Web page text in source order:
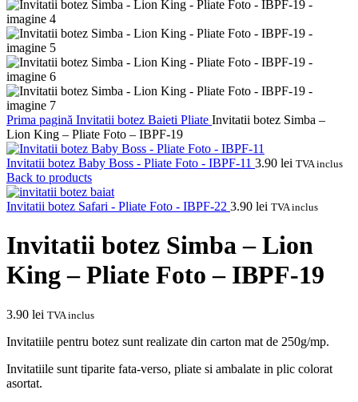
Prima pagină Invitatii botez Baieti Pliate Invitatii botez Simba –
Lion King – Pliate Foto – IBPF-19
Invitatii botez Baby Boss - Pliate Foto - IBPF-11 3.90 lei TVA inclus
Back to products
Invitatii botez Safari - Pliate Foto - IBPF-22 3.90 lei TVA inclus
Invitatii botez Simba – Lion
King – Pliate Foto – IBPF-19
3.90 lei TVA inclus
Invitatiile pentru botez sunt realizate din carton mat de 250g/mp.
Invitatiile sunt tiparite fata-verso, pliate si ambalate in plic colorat
asortat.